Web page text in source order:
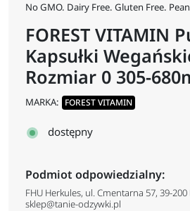
No GMO. Dairy Free. Gluten Free.
FOREST VITAMIN
Kapsułki
Rozmiar 0 305-
MARKA: FOREST VITAMIN
dostępny
Podmiot odpowiedzialny:
FHU Herkules, ul. Cmentarna 57, 39-200
sklep@tanie-odzywki.pl